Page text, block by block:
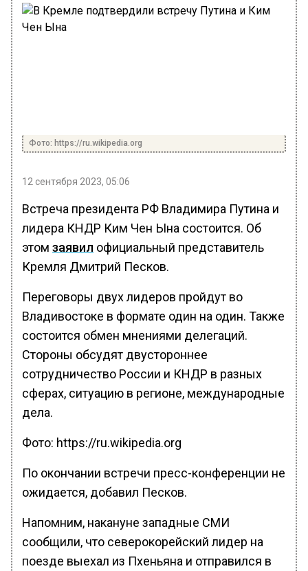
Фото: https://ru.wikipedia.org
12 сентября 2023, 05:06
Встреча президента РФ Владимира Путина и
лидера КНДР Ким Чен Ына состоится. Об
этом заявил официальный представитель
Кремля Дмитрий Песков.
Переговоры двух лидеров пройдут во
Владивостоке в формате один на один. Также
состоится обмен мнениями делегаций.
Стороны обсудят двустороннее
сотрудничество России и КНДР в разных
сферах, ситуацию в регионе, международные
дела.
Фото: https://ru.wikipedia.org
По окончании встречи пресс-конференции не
ожидается, добавил Песков.
Напомним, накануне западные СМИ
сообщили, что северокорейский лидер на
поезде выехал из Пхеньяна и отправился в